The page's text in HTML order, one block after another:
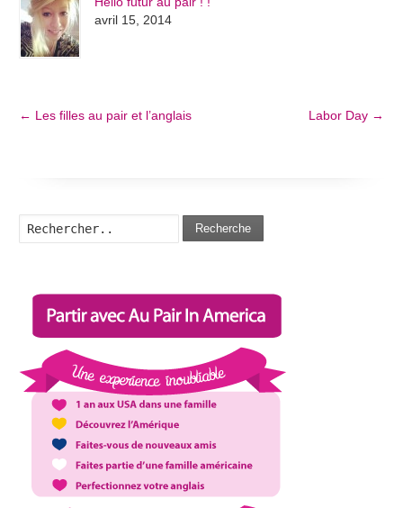
avril 15, 2014
← Les filles au pair et l’anglais Labor Day →
Recherche